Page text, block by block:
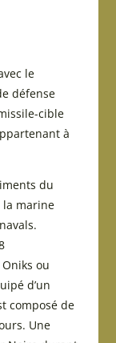
le
défense
cible
à
du
la marine
ou
d’un
composé de
Une